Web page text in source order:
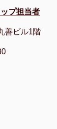
プ担当者
善ビル1階